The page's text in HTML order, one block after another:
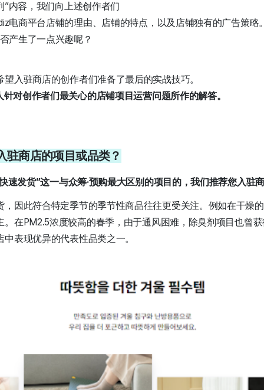
”内容，我们向上述创作者们
电商平台店铺的理由、店铺的特点，以及店铺独有的广告策略
产生了一点兴趣呢？
入驻商店的创作者们准备了最后的实战技巧。
对创作者们最关心的店铺项目运营问题所作的解答。
驻商店的项目或品类？
速发货”这一与众筹·预购最大区别的项目的，我们推荐您入驻
，因此符合特定季节的季节性商品往往更受关注。例如在干燥
。在PM2.5浓度较高的春季，由于通风困难，除臭剂项目也曾
表现优异的代表性品类之一。